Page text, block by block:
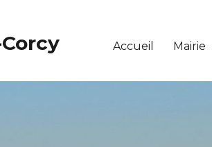
Accueil Mairie